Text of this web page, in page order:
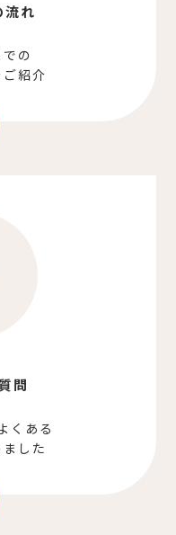
流れ
の
紹介
問
くある
した